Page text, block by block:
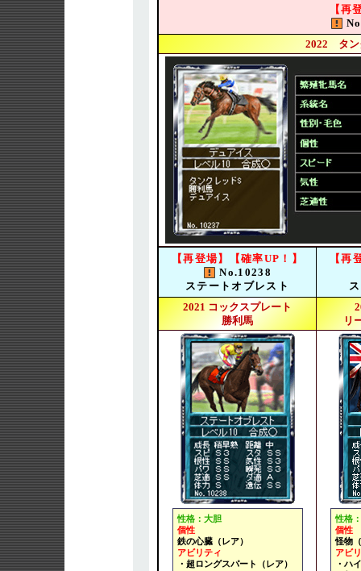
【再
2022 タン
【再登場】【確率UP！】
No.10238
ステートオブレスト
【再
2021 コックスプレート
勝利馬
リ
性格：大胆
個性
鉄の心臓（レア）
アビリティ
・超ロングスパート（レア）
性格
個性
怪物
アビ
・ハ